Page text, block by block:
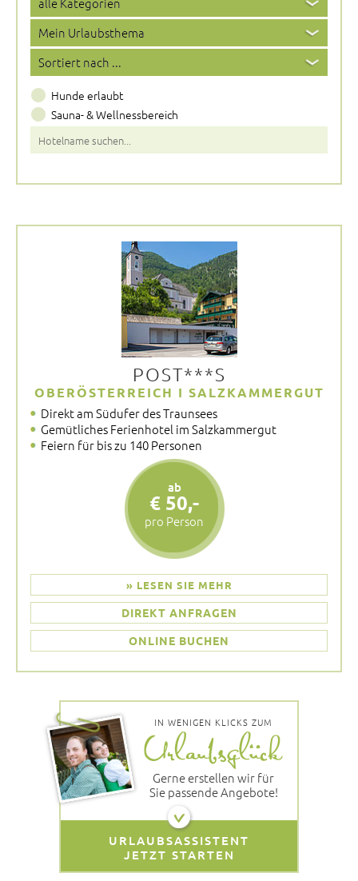
Hunde erlaubt
Sauna- & Wellnessbereich
POST***S
OBERÖSTERREICH I SALZKAMMERGUT
Direkt am Südufer des Traunsees
Gemütliches Ferienhotel im Salzkammergut
Feiern für bis zu 140 Personen
ab
€ 50,-
pro Person
» LESEN SIE MEHR
DIREKT ANFRAGEN
ONLINE BUCHEN
IN WENIGEN KLICKS ZUM
Gerne erstellen wir für
Sie passende Angebote!
URLAUBSASSISTENT
JETZT STARTEN